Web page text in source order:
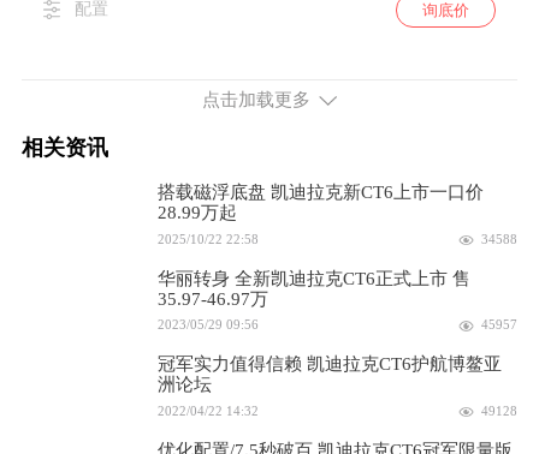
配置 询底价
2023款 28T 尊贵型 40.97万
询底价
2023款 28T 铂金型
询底价
点击加载更多
相关资讯
搭载磁浮底盘 凯迪拉克新CT6上市一口价
28.99万起
2025/10/22 22:58 34588
华丽转身 全新凯迪拉克CT6正式上市 售
35.97-46.97万
2023/05/29 09:56 45957
冠军实力值得信赖 凯迪拉克CT6护航博鳌亚
洲论坛
2022/04/22 14:32 49128